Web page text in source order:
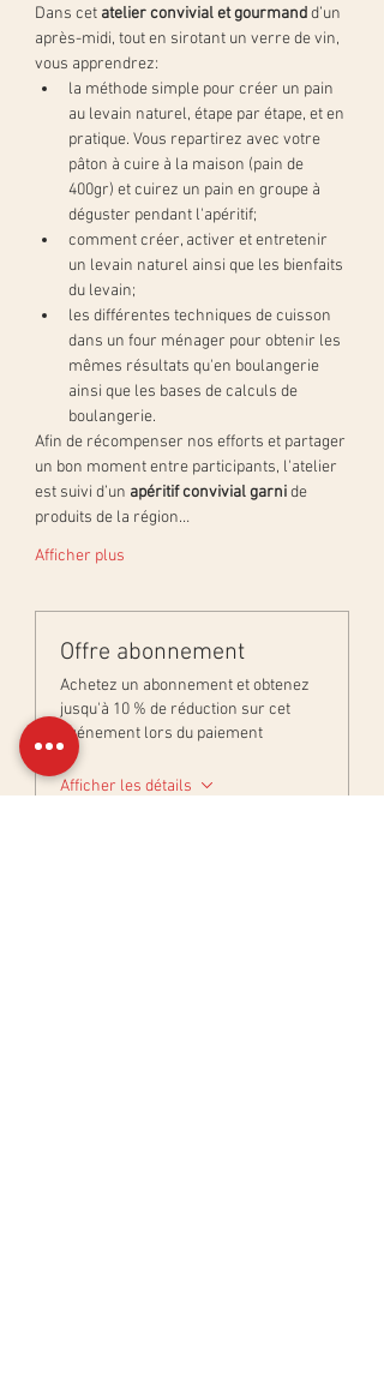
Dans cet atelier convivial et gourmand d’un
après-midi, tout en sirotant un verre de vin,
vous apprendrez:
la méthode simple pour créer un pain
au levain naturel, étape par étape, et en
pratique. Vous repartirez avec votre
pâton à cuire à la maison (pain de
400gr) et cuirez un pain en groupe à
déguster pendant l'apéritif;
comment créer, activer et entretenir
un levain naturel ainsi que les bienfaits
du levain;
les différentes techniques de cuisson
dans un four ménager pour obtenir les
mêmes résultats qu'en boulangerie
ainsi que les bases de calculs de
boulangerie.
Afin de récompenser nos efforts et partager
un bon moment entre participants, l'atelier
est suivi d’un apéritif convivial garni de
produits de la région…
Afficher plus
Offre abonnement
Achetez un abonnement et obtenez
jusqu'à 10 % de réduction sur cet
événement lors du paiement
Afficher les détails